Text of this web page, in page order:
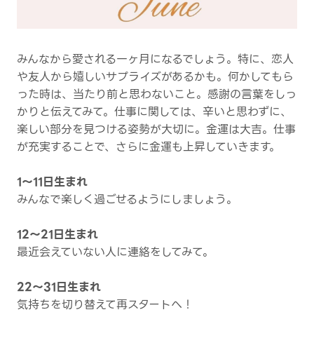
みんなから愛される一ヶ月になるでしょう。特に、恋人
や友人から嬉しいサプライズがあるかも。何かしてもら
った時は、当たり前と思わないこと。感謝の言葉をしっ
かりと伝えてみて。仕事に関しては、辛いと思わずに、
楽しい部分を見つける姿勢が大切に。金運は大吉。仕事
が充実することで、さらに金運も上昇していきます。
1～11日生まれ
みんなで楽しく過ごせるようにしましょう。
12～21日生まれ
最近会えていない人に連絡をしてみて。
22～31日生まれ
気持ちを切り替えて再スタートへ！